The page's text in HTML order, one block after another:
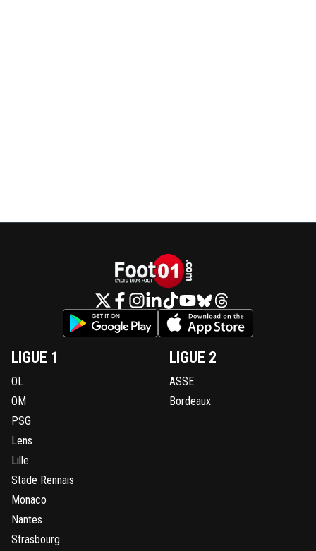
LIGUE 1
OL
OM
PSG
Lens
Lille
Stade Rennais
Monaco
Nantes
Strasbourg
LIGUE 2
ASSE
Bordeaux